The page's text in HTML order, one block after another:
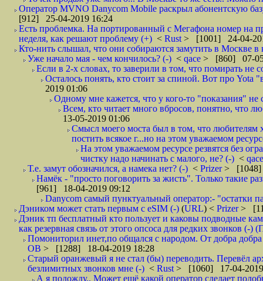
Оператор MVNO Danycom Mobile раскрыл абонентскую
[912] 25-04-2019 16:24
Есть проблемка. На портированный с Мегафона номер на
неделя, как решают проблему (+) < Rust > [1001] 24-04-
Кто-нить слышал, что они собираются замутить в Москве в
Уже начало мая - чем кончилось? (-) < qace > [860] 07-
Если в 2-х словах, то заверили в том, что помирать не
Осталось понять, кто стоит за спиной. Вот про Yota
2019 01:06
Одному мне кажется, что у кого-то "показания" не
Всем, кто читает много вбросов, понятно, что
13-05-2019 01:06
Смысл моего моста был в том, что любителям
постить всякое г...но на этом уважаемом
На этом уважаемом ресурсе резвятся без
чистку надо начинать с малого, не? (-) <
Т.е. замут обозначился, а намека нет? (-) < Prizer> [1048]
Намёк - "просто поговорить за жисть". Только такие
[961] 18-04-2019 09:12
Danycom самый пунктуальный оператор:- "остатки
Дэником может стать первым с еSIM (-) (URL) < Prizer>
Дэник тп бесплатный кто пользует и каковы подводные
как резервная связь от этого опсоса для редких звонков (-)
Помониторил инет,по общался с народом. От добра
ОВ > [1288] 18-04-2019 18:28
Старый оранжевый я не стал (бы) переводить. Перевёл
безлимитных звонков мне (-) < Rust > [1060] 17-04-
А я подожду.. Может ещё какой оператор сделает